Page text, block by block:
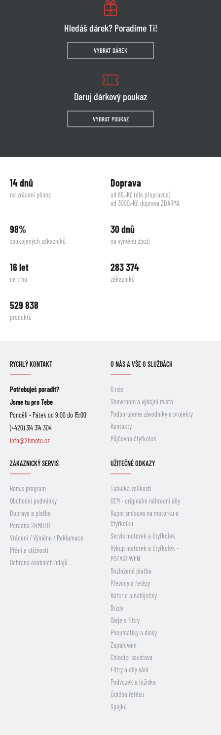
Hledáš dárek? Poradíme Ti!
VYBRAT DÁREK
Daruj dárkový poukaz
VYBRAT POUKAZ
14 dnů
na vrácení pěnez
Doprava
od 89,-Kč (dle přepravce)
od 3000,-Kč doprava ZDARMA
98%
spokojených zákazníků
30 dnů
na výměnu zboží
16 let
na trhu
283 374
zákazníků
529 838
produktů
RYCHLÝ KONTAKT
Potřebuješ poradit?
Jsme tu pro Tebe
Pondělí - Pátek od 9:00 do 15:00
(+420) 314 314 304
info@2hmoto.cz
O NÁS A VŠE O SLUŽBÁCH
O nás
Showroom a výdejní místo
Podporujeme závodníky a projekty
Kontakty
Půjčovna čtyřkolek
ZÁKAZNICKÝ SERVIS
Bonus program
Obchodní podmínky
Doprava a platba
Poradna 2HMOTO
Vrácení / Výměna / Reklamace
Přání a stížnosti
Ochrana osobních údajů
UŽITEČNÉ ODKAZY
Tabulka velikostí
OEM - originální náhradní díly
Kupní smlouva na motorku a
čtyřkolku
Servis motorek a čtyřkolek
Výkup motorek a čtyřkolek -
POZASTAVEN
Rozložená platba
Převody a řetězy
Baterie a nabíječky
Brzdy
Oleje a filtry
Pneumatiky a disky
Zapalování
Chladicí soustava
Filtry a díly sání
Podvozek a ložiska
Údržba řetězu
Spojka